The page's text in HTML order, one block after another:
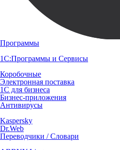
Программы
1С:Программы и Сервисы
Коробочные
Электронная поставка
1С для бизнеса
Бизнес-приложения
Антивирусы
Kaspersky
Dr.Web
Переводчики / Словари